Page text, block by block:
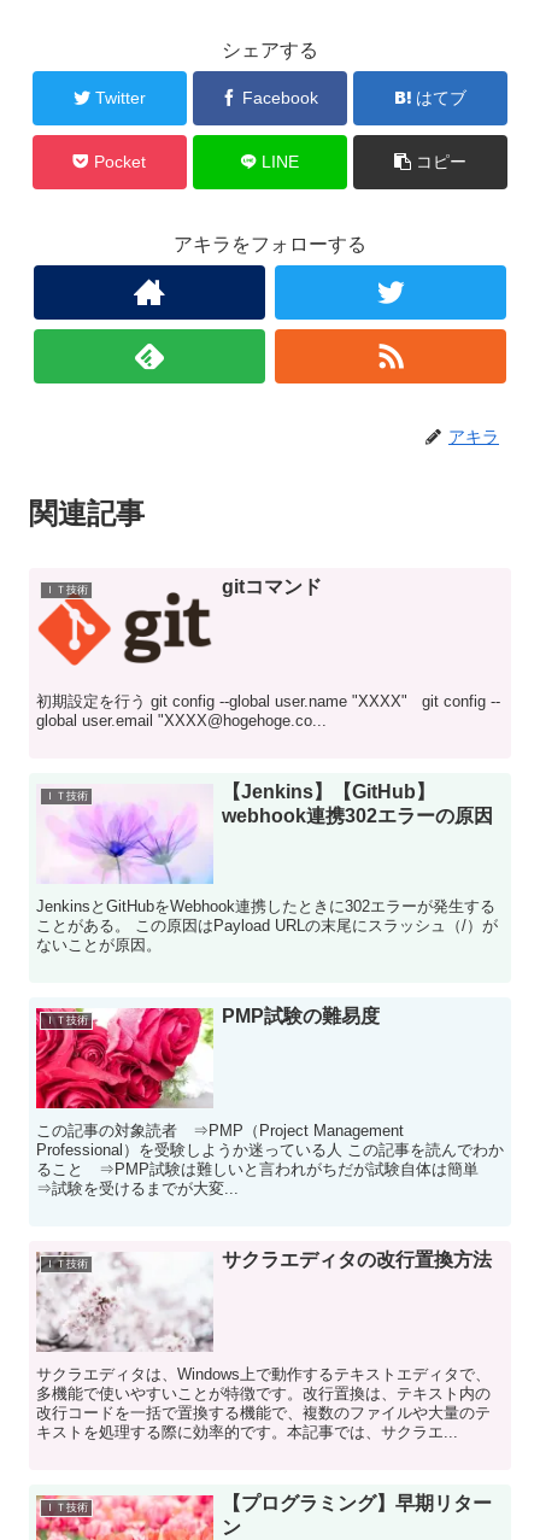
シェアする
Twitter Facebook はてブ
Pocket LINE コピー
アキラをフォローする
アキラ
関連記事
ＩＴ技術 gitコマンド
初期設定を行う git config --global user.name "XXXX" git config --
global user.email "XXXX@hogehoge.co...
ＩＴ技術
【Jenkins】【GitHub】
webhook連携302エラーの原因
JenkinsとGitHubをWebhook連携したときに302エラーが発生する
ことがある。 この原因はPayload URLの末尾にスラッシュ（/）が
ないことが原因。
ＩＴ技術 PMP試験の難易度
この記事の対象読者 ⇒PMP（Project Management
Professional）を受験しようか迷っている人 この記事を読んでわか
ること ⇒PMP試験は難しいと言われがちだが試験自体は簡単
⇒試験を受けるまでが大変...
ＩＴ技術 サクラエディタの改行置換方法
サクラエディタは、Windows上で動作するテキストエディタで、
多機能で使いやすいことが特徴です。改行置換は、テキスト内の
改行コードを一括で置換する機能で、複数のファイルや大量のテ
キストを処理する際に効率的です。本記事では、サクラエ...
ＩＴ技術
【プログラミング】早期リター
ン